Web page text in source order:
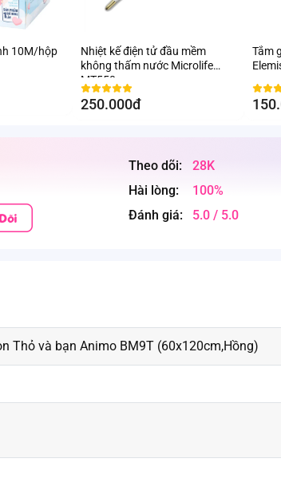
10M/hộp
Nhiệt kế điện tử đầu mềm
không thấm nước Microlife
MT550
250.000đ
Tắm
Theo dõi:
28K
Hài lòng:
100%
Đánh giá:
5.0 / 5.0
Thỏ và bạn Animo BM9T (60x120cm,Hồng)